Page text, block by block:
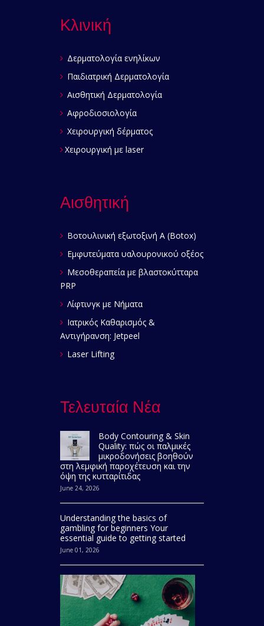
Κλινική
Δερματολογία ενηλίκων
Παιδιατρική Δερματολογία
Αισθητική Δερματολογία
Αφροδιοσιολογία
Χειρουργική δέρματος
Χειρουργική με laser
Αισθητική
Βοτουλινική εξωτοξινή Α (Botox)
Εμφυτεύματα υαλουρονικού οξέος
Μεσοθεραπεία με βλαστοκύτταρα
PRP
Λίφτινγκ με Νήματα
Ιατρικός Καθαρισμός &
Αντιγήρανση: Jetpeel
Laser Lifting
Τελευταία Νέα
Body Contouring & Skin
Quality: πώς οι παλμικές
μικροδονήσεις βοηθούν
στη λεμφική παροχέτευση και την
όψη της κυτταρίτιδας
June 24, 2026
Understanding the basics of
gambling for beginners Your
essential guide to getting started
June 01, 2026